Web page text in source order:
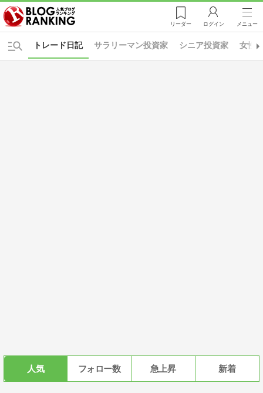
リーダー ログイン メニュー
トレード日記 サラリーマン投資家 シニア投資家 女性
人気 フォロー数 急上昇 新着